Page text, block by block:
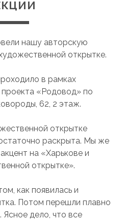
нашу авторскую
открытке.
в рамках
«Родовод» по
62, 2 этаж.
открытке
раскрыта. Мы же
на «Харькове и
открытке».
как появилась и
Потом перешли плавно
дело, что все